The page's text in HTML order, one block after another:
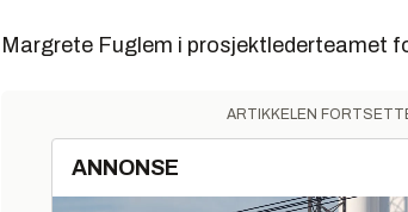
Margrete Fuglem i prosjektlederteamet
ARTIKKELEN
ANNONSE